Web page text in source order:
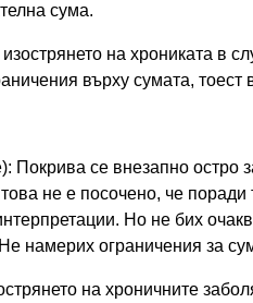
сума.
на хрониката в
върху сумата, тоест
Покрива се внезапно остро
не е посочено, че поради
Но не бих
намерих ограничения за
на хроничните